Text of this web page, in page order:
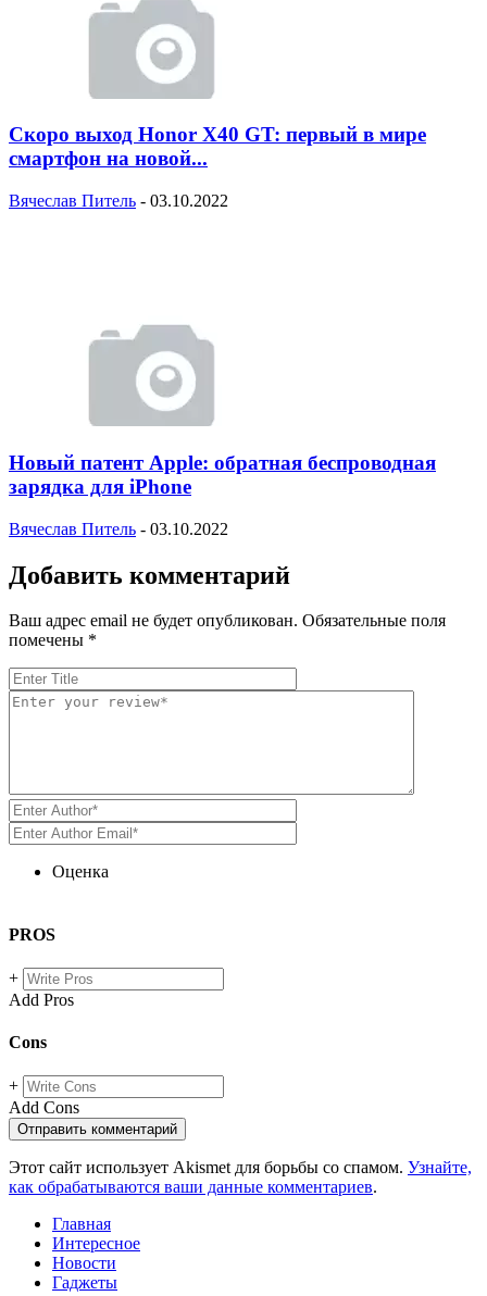
Скоро выход Honor X40 GT: первый в мире
смартфон на новой...
Вячеслав Питель - 03.10.2022
Новый патент Apple: обратная беспроводная
зарядка для iPhone
Вячеслав Питель - 03.10.2022
Добавить комментарий
Ваш адрес email не будет опубликован. Обязательные поля
помечены *
Оценка
PROS
+
Add Pros
Cons
+
Add Cons
Этот сайт использует Akismet для борьбы со спамом. Узнайте,
как обрабатываются ваши данные комментариев.
Главная
Интересное
Новости
Гаджеты